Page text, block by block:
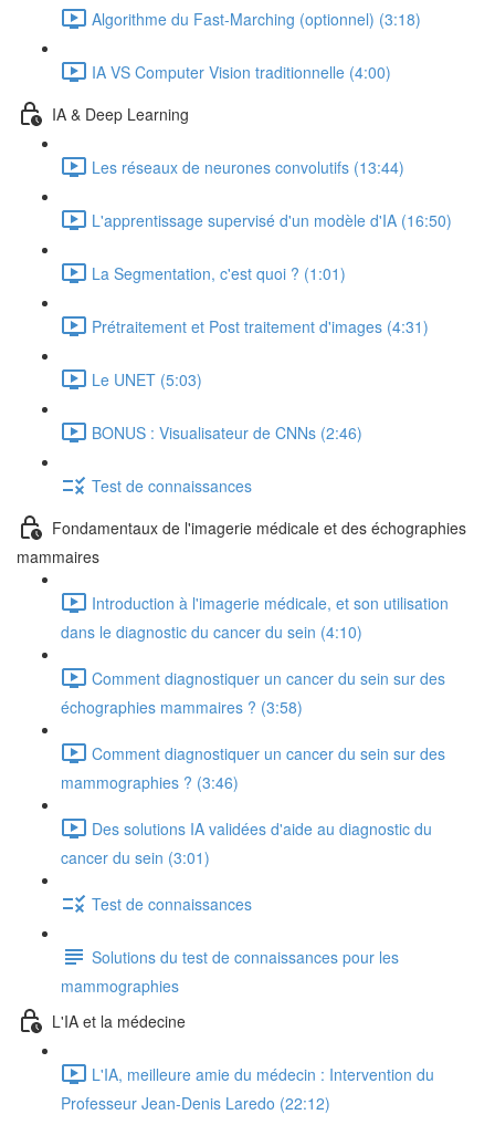
Algorithme du Fast-Marching (optionnel) (3:18)
IA VS Computer Vision traditionnelle (4:00)
IA & Deep Learning
Les réseaux de neurones convolutifs (13:44)
L'apprentissage supervisé d'un modèle d'IA (16:50)
La Segmentation, c'est quoi ? (1:01)
Prétraitement et Post traitement d'images (4:31)
Le UNET (5:03)
BONUS : Visualisateur de CNNs (2:46)
Test de connaissances
Fondamentaux de l'imagerie médicale et des échographies
mammaires
Introduction à l'imagerie médicale, et son utilisation
dans le diagnostic du cancer du sein (4:10)
Comment diagnostiquer un cancer du sein sur des
échographies mammaires ? (3:58)
Comment diagnostiquer un cancer du sein sur des
mammographies ? (3:46)
Des solutions IA validées d'aide au diagnostic du
cancer du sein (3:01)
Test de connaissances
Solutions du test de connaissances pour les
mammographies
L'IA et la médecine
L'IA, meilleure amie du médecin : Intervention du
Professeur Jean-Denis Laredo (22:12)